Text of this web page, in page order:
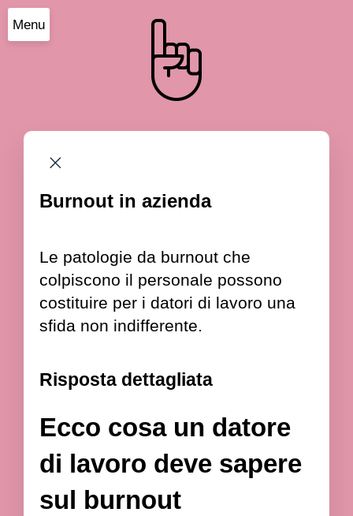
Menu
Burnout in azienda
Le patologie da burnout che
colpiscono il personale possono
costituire per i datori di lavoro una
sfida non indifferente.
Risposta dettagliata
Ecco cosa un datore
di lavoro deve sapere
sul burnout